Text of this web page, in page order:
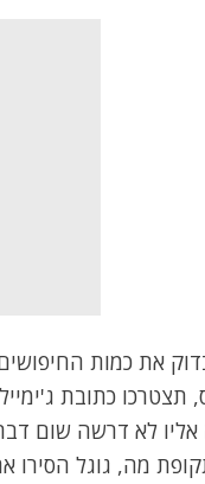
תצטרכו כתובת
אליו לא דרשה שום
מה, גוגל הסירו